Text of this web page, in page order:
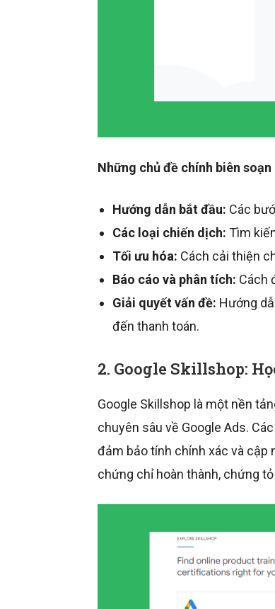
Những chủ đề chính biên
Hướng dẫn bắt đầu: Các
Các loại chiến dịch: Tìm
Tối ưu hóa: Cách cải thiện
Báo cáo và phân tích: Cách
Giải quyết vấn đề: Hướng
đến thanh toán.
2. Google Skillshop:
Google Skillshop là một nền
chuyên sâu về Google Ads.
đảm bảo tính chính xác và cập
chứng chỉ hoàn thành, chứng